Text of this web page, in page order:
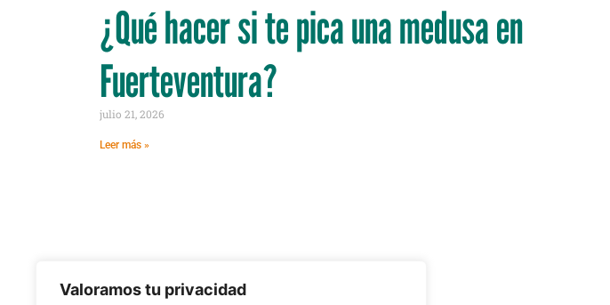
Valoramos tu privacidad
¿Qué hacer si te pica una medusa en
Fuerteventura?
julio 21, 2026
Leer más »